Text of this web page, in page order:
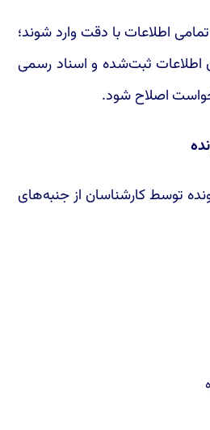
اطلاعات با دقت وارد شوند؛
اطلاعات ثبت‌شده و اسناد رسمی
اصلاح شود.
توسط کارشناسان از جنبه‌های